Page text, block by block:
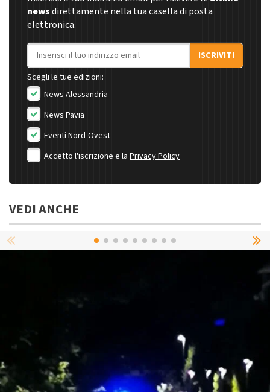
newsdirettamente nella tua casella di posta
elettronica.
Indirizzo email
ISCRIVITI
Scegli le tue edizioni:
News Alessandria
News Pavia
Eventi Nord-Ovest
Accetto l'iscrizione e la Privacy Policy
VEDI ANCHE